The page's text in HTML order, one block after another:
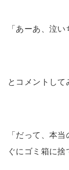
「あーあ、泣
とコメントして
「だって、本
ぐにゴミ箱に捨